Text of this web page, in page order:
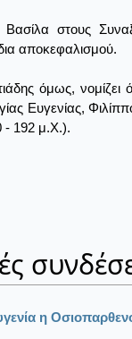
Βασίλα στους
αποκεφαλισμού.
όμως, νομίζει
Ευγενίας,
- 192 μ.Χ.).
η